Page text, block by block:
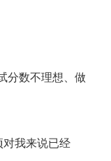
分数不理想、做
我来说已经